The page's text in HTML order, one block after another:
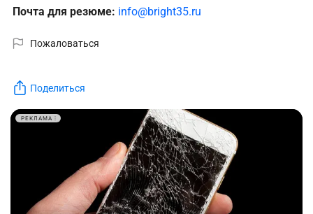
Почта для резюме: info@bright35.ru
Пожаловаться
Поделиться
РЕКЛАМА